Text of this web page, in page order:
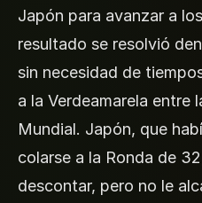
Japón para avanzar a
resultado se resolvió
sin necesidad de
a la Verdeamarela entre
Mundial. Japón, que
colarse a la Ronda de
descontar, pero no le